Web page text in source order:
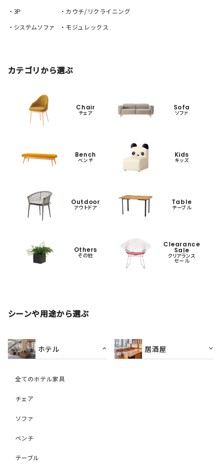
・3P
・システムソファ
・カウチ/リクライニング
・モジュレックス
カテゴリから選ぶ
Chair
チェア
Sofa
ソファ
Bench
ベンチ
Kids
キッズ
Outdoor
アウトドア
Table
テーブル
Others
その他
Clearance
Sale
クリアランス
セール
シーンや用途から選ぶ
ホテル
全てのホテル家具
チェア
ソファ
ベンチ
テーブル
居酒屋